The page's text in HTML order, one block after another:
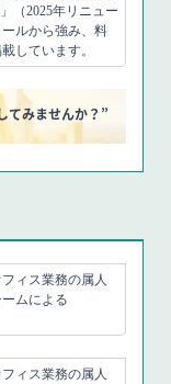
（2025年リニュー
ルから強み、料
しています。
てみませんか？”
ィス業務の属人
ムによる
ィス業務の属人